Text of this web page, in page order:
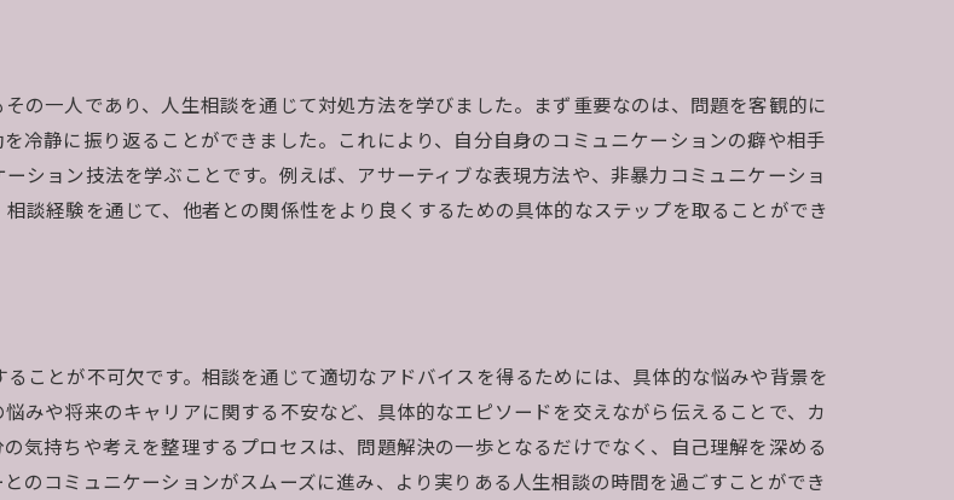
活用して克服した困難
通じて得た精神的安定
みを解消するための相談事例
時期を乗り越えた実話
方向性を見つけた相談事例
希望に変えた相談の力
の一人であり、人生相談を通じて対処方法を学びました。まず重要なのは、問題を客観的に
冷静に振り返ることができました。これにより、自分自身のコミュニケーションの癖や相手
ション技法を学ぶことです。例えば、アサーティブな表現方法や、非暴力コミュニケーショ
談経験を通じて、他者との関係性をより良くするための具体的なステップを取ることができ
ことが不可欠です。相談を通じて適切なアドバイスを得るためには、具体的な悩みや背景を
みや将来のキャリアに関する不安など、具体的なエピソードを交えながら伝えることで、カ
気持ちや考えを整理するプロセスは、問題解決の一歩となるだけでなく、自己理解を深める
のコミュニケーションがスムーズに進み、より実りある人生相談の時間を過ごすことができ